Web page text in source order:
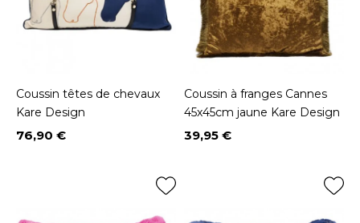
Coussin têtes de chevaux
Kare Design
Prix
76,90 €
Coussin à franges Cannes
45x45cm jaune Kare Design
Prix
39,95 €